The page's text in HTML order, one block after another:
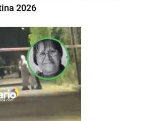
2026